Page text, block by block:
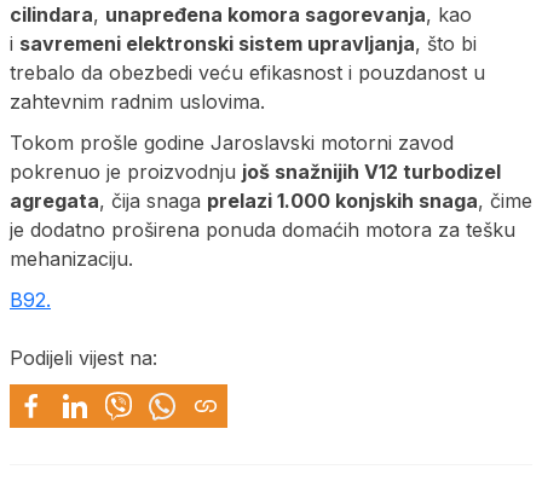
cilindara, unapređena komora sagorevanja, kao
i savremeni elektronski sistem upravljanja, što bi
trebalo da obezbedi veću efikasnost i pouzdanost u
zahtevnim radnim uslovima.
Tokom prošle godine Jaroslavski motorni zavod
pokrenuo je proizvodnju još snažnijih V12 turbodizel
agregata, čija snaga prelazi 1.000 konjskih snaga, čime
je dodatno proširena ponuda domaćih motora za tešku
mehanizaciju.
B92.
Podijeli vijest na: